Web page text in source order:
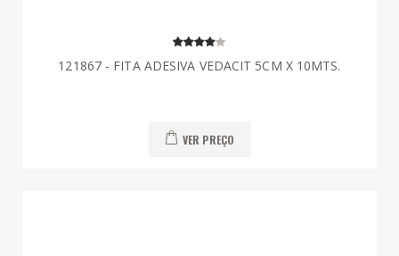
121867 - FITA ADESIVA VEDACIT 5CM X 10MTS.
VER PREÇO